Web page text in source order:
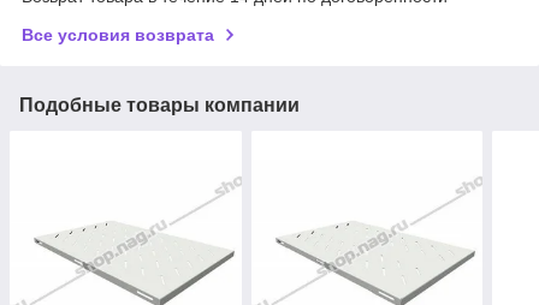
Все условия возврата
Подобные товары компании